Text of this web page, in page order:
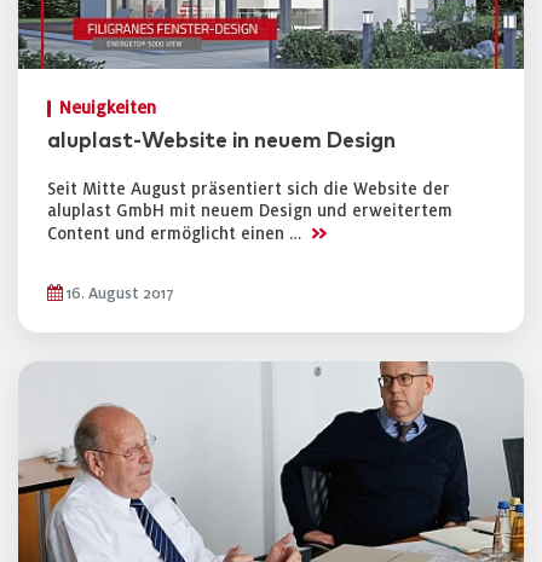
Neuigkeiten
aluplast-Website in neuem Design
Seit Mitte August präsentiert sich die Website der
aluplast GmbH mit neuem Design und erweitertem
Content und ermöglicht einen … >>
16. August 2017